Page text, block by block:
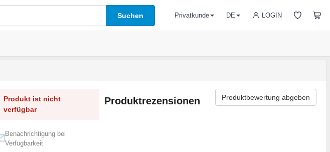
Suchen LOGIN
Privatkunde DE
Produkt ist nicht
verfügbar
Benachrichtigung bei
Verfügbarkeit
Produktrezensionen Produktbewertung abgeben